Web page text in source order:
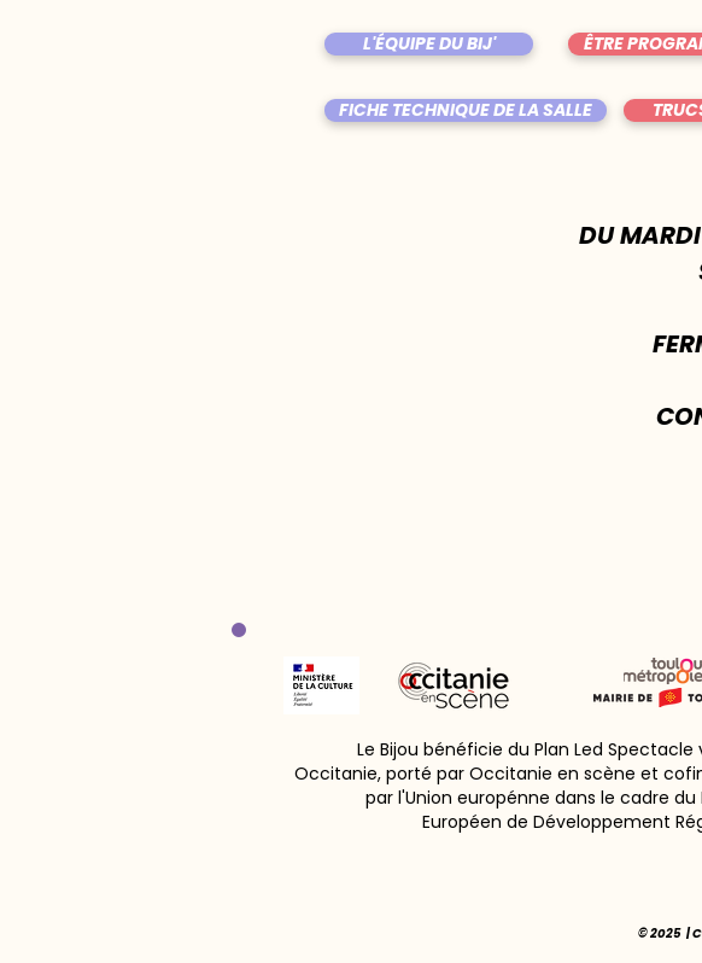
L'ÉQUIPE DU BIJ' ÊTRE
FICHE TECHNIQUE DE LA SALLE
DU
Le Bijou bénéficie du Plan Led Spectacle
Occitanie, porté par Occitanie en scène et
par l'Union europénne dans le cadre du
Européen de Développement
© 2025 |